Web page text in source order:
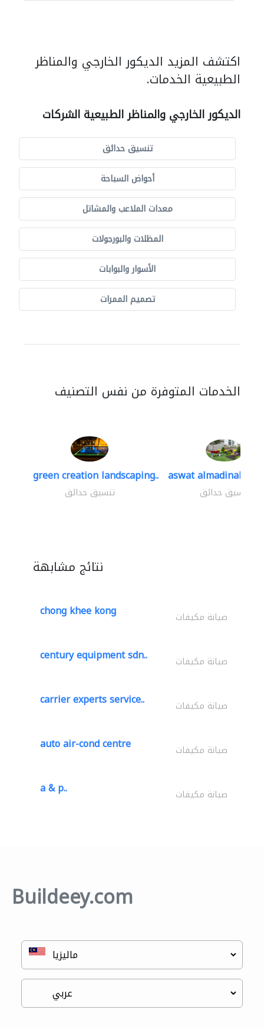
اكتشف المزيد الديكور الخارجي والمناظر
الطبيعية الخدمات.
الديكور الخارجي والمناظر الطبيعية الشركات
تنسيق حدائق
أحواض السباحة
معدات الملاعب والمشاتل
المظلات والبورجولات
الأسوار والبوابات
تصميم الممرات
الخدمات المتوفرة من نفس التصنيف
green creation landscaping..
تنسيق حدائق
aswat almadinah
تنسيق حدائق
نتائج مشابهة
chong khee kong صيانة مكيفات
century equipment sdn.. صيانة مكيفات
carrier experts service.. صيانة مكيفات
auto air-cond centre صيانة مكيفات
a & p.. صيانة مكيفات
Buildeey.com